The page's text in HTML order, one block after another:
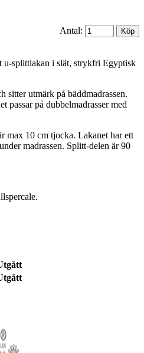
Antal:
u-splittlakan i slät, strykfri Egyptisk
sitter utmärk på bäddmadrassen.
passar på dubbelmadrasser med
max 10 cm tjocka. Lakanet har ett
madrassen. Splitt-delen är 90